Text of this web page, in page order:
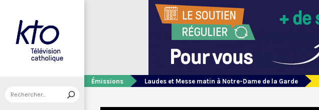
Émissions Laudes et Messe matin à Notre-Dame de la Garde